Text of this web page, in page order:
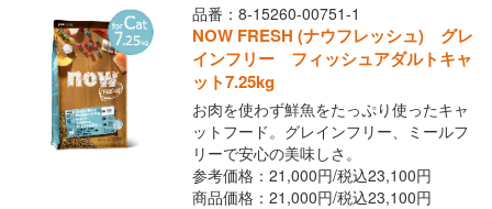
品番：8-15260-00751-1
NOW FRESH (ナウフレッシュ) グレ
インフリー フィッシュアダルトキャ
ット7.25kg
お肉を使わず鮮魚をたっぷり使ったキャ
ットフード。グレインフリー、ミールフ
リーで安心の美味しさ。
参考価格：21,000円/税込23,100円
商品価格：21,000円/税込23,100円